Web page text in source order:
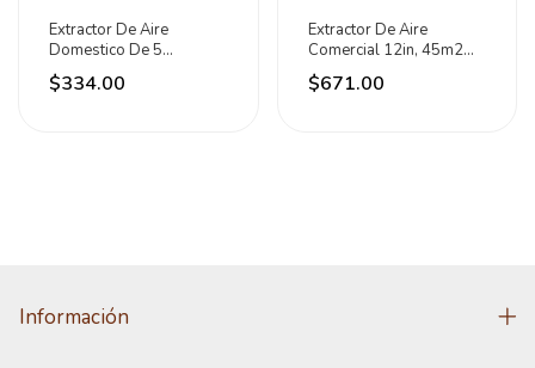
Extractor De Aire
Domestico De 5
Pulgadas Exad5 Surtek
$334.00
Extractor De Aire
Comercial 12in, 45m2
De Alcance Surtek
$671.00
Información